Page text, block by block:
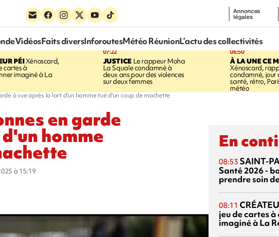
Annonces
légales
VidéosFaits diversInforoutesMétéo RéunionL’actu des collectivités
PÉIXénoscard,
cartes à
imaginé à La
07:22
JUSTICELe rappeur Moha
La Squale condamné à
deux ans pour des violences
sur deux femmes
06:50
À LA UNE CE
Xénoscard,
condamné, jour
santé, rétro,
météo
à vue après la lort d'un homme tué d'un coup de machette
en garde
homme
à 15:19
En
08:53 SAINT-
Santé 2026 -
prendre soin
08:11
jeu de cartes
imaginé à La